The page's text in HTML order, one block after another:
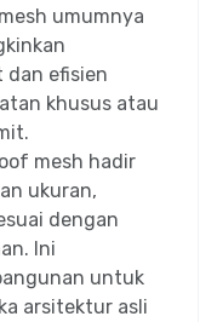
umumnya
dan efisien
khusus atau
mesh hadir
ukuran,
dengan
Ini
untuk
arsitektur asli